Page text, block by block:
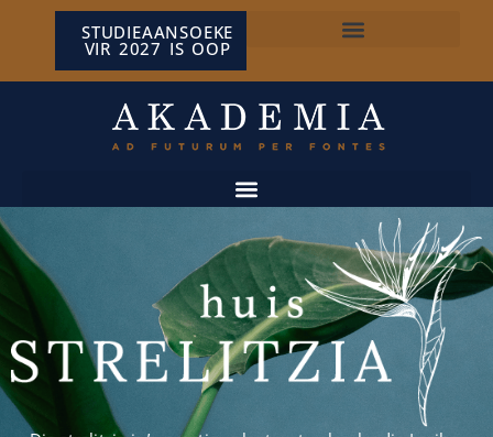
STUDIEAANSOEKE
VIR 2027 IS OOP